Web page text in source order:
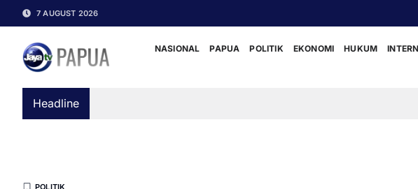
7 AUGUST 2026
NASIONAL PAPUA POLITIK EKONOMI HUKUM
Headline
POLITIK